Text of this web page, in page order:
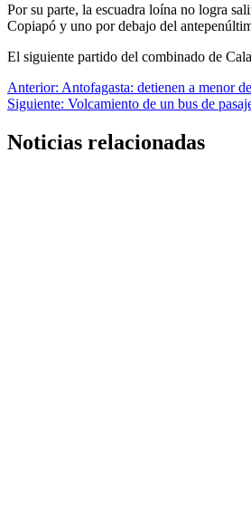
Por su parte, la escuadra loína no logra
Copiapó y uno por debajo del
El siguiente partido del combinado de
Navegación
de
entradas
Anterior: Antofagasta: detienen a menor
Siguiente: Volcamiento de un bus de
Noticias relacionadas